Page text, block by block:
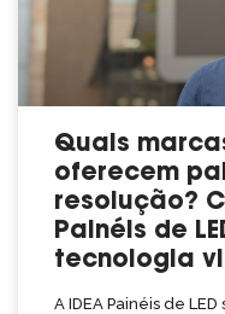
Quais
oferecem
resolução?
Painéis de
tecnologia
A IDEA Painéis de